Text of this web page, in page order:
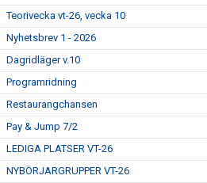
Teorivecka vt-26, vecka 10
Nyhetsbrev 1 - 2026
Dagridläger v.10
Programridning
Restaurangchansen
Pay & Jump 7/2
LEDIGA PLATSER VT-26
NYBÖRJARGRUPPER VT-26